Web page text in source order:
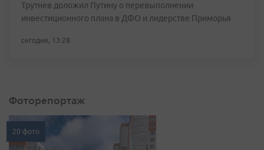
Трутнев доложил Путину о перевыполнении
инвестиционного плана в ДФО и лидерстве Приморья
сегодня, 13:28
Фоторепортаж
20 фото